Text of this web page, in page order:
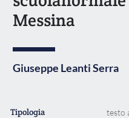
Messina
Giuseppe Leanti Serra
Tipologia testo